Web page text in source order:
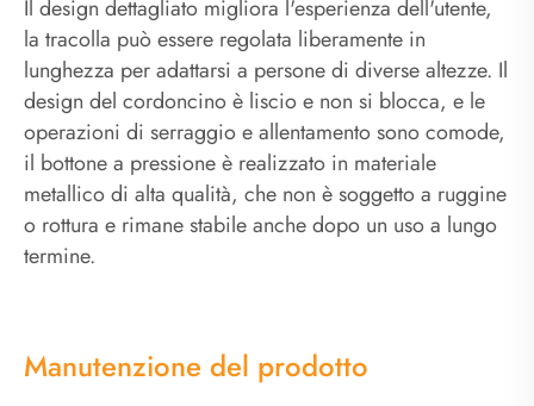
Il design dettagliato migliora l'esperienza dell'utente,
la tracolla può essere regolata liberamente in
lunghezza per adattarsi a persone di diverse altezze. Il
design del cordoncino è liscio e non si blocca, e le
operazioni di serraggio e allentamento sono comode,
il bottone a pressione è realizzato in materiale
metallico di alta qualità, che non è soggetto a ruggine
o rottura e rimane stabile anche dopo un uso a lungo
termine.
Manutenzione del prodotto